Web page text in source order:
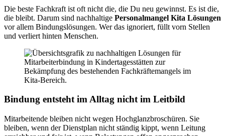
Die beste Fachkraft ist oft nicht die, die Du neu gewinnst. Es ist die,
die bleibt. Darum sind nachhaltige Personalmangel Kita Lösungen
vor allem Bindungslösungen. Wer das ignoriert, füllt vorn Stellen
und verliert hinten Menschen.
Bindung entsteht im Alltag nicht im Leitbild
Mitarbeitende bleiben nicht wegen Hochglanzbroschüren. Sie
bleiben, wenn der Dienstplan nicht ständig kippt, wenn Leitung